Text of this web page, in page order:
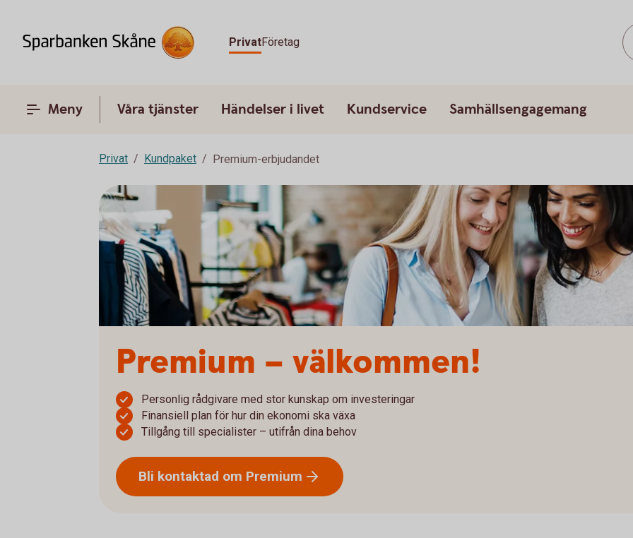
PrivatFöretag
Meny Våra tjänster Händelser i livet Kundservice Samhällsengagemang
Privat Kundpaket Premium-erbjudandet
Premium – välkommen!
Personlig rådgivare med stor kunskap om investeringar
Finansiell plan för hur din ekonomi ska växa
Tillgång till specialister – utifrån dina behov
Bli kontaktad om Premium